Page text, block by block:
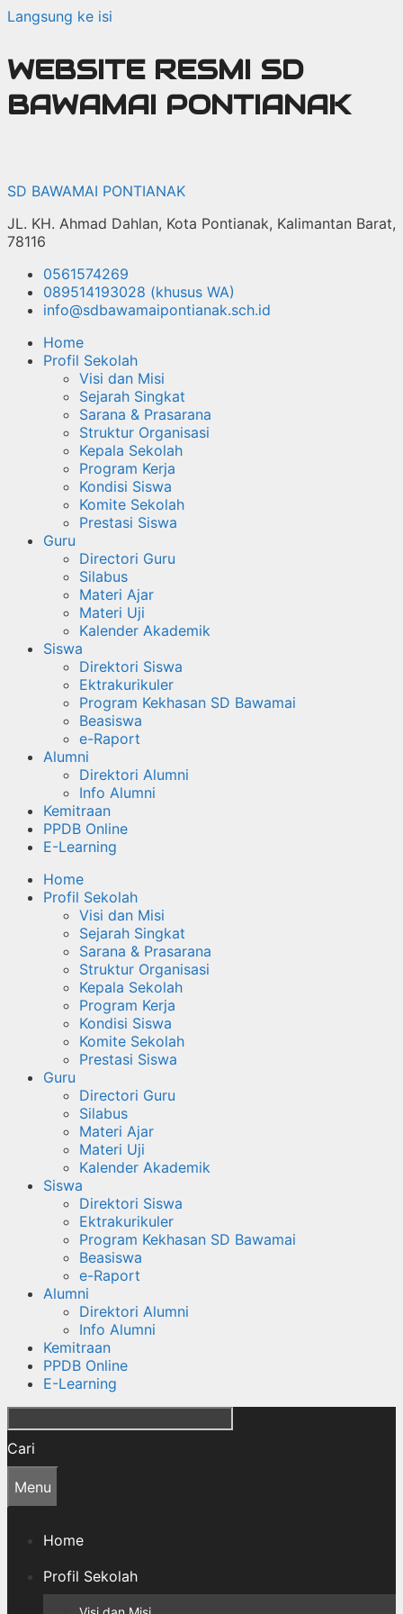
Langsung ke isi
WEBSITE RESMI SD
BAWAMAI PONTIANAK
SD BAWAMAI PONTIANAK
JL. KH. Ahmad Dahlan, Kota Pontianak, Kalimantan Barat,
78116
0561574269
089514193028 (khusus WA)
info@sdbawamaipontianak.sch.id
Home
Profil Sekolah
Visi dan Misi
Sejarah Singkat
Sarana & Prasarana
Struktur Organisasi
Kepala Sekolah
Program Kerja
Kondisi Siswa
Komite Sekolah
Prestasi Siswa
Guru
Directori Guru
Silabus
Materi Ajar
Materi Uji
Kalender Akademik
Siswa
Direktori Siswa
Ektrakurikuler
Program Kekhasan SD Bawamai
Beasiswa
e-Raport
Alumni
Direktori Alumni
Info Alumni
Kemitraan
PPDB Online
E-Learning
Home
Profil Sekolah
Visi dan Misi
Sejarah Singkat
Sarana & Prasarana
Struktur Organisasi
Kepala Sekolah
Program Kerja
Kondisi Siswa
Komite Sekolah
Prestasi Siswa
Guru
Directori Guru
Silabus
Materi Ajar
Materi Uji
Kalender Akademik
Siswa
Direktori Siswa
Ektrakurikuler
Program Kekhasan SD Bawamai
Beasiswa
e-Raport
Alumni
Direktori Alumni
Info Alumni
Kemitraan
PPDB Online
E-Learning
Cari
Menu
Home
Profil Sekolah